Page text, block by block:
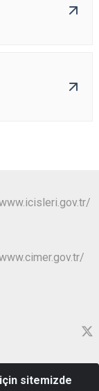
sitemizde